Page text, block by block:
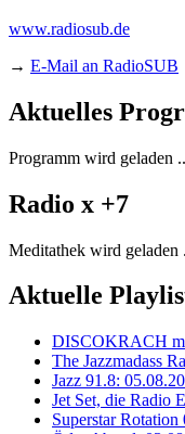
www.radiosub.de
→ E-Mail an RadioSUB
Aktuelles
Programm wird geladen
Radio x +7
Meditathek wird geladen
Aktuelle
DISCOKRACH
The Jazzmadass
Jazz 91.8:
Jet Set, die Radio
Superstar